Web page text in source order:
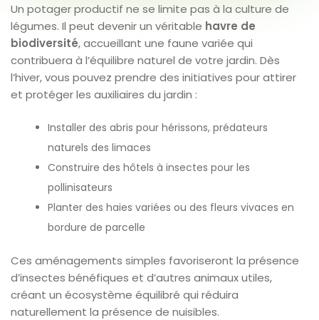
Un potager productif ne se limite pas à la culture de
légumes. Il peut devenir un véritable havre de
biodiversité, accueillant une faune variée qui
contribuera à l’équilibre naturel de votre jardin. Dès
l’hiver, vous pouvez prendre des initiatives pour attirer
et protéger les auxiliaires du jardin :
Installer des abris pour hérissons, prédateurs
naturels des limaces
Construire des hôtels à insectes pour les
pollinisateurs
Planter des haies variées ou des fleurs vivaces en
bordure de parcelle
Ces aménagements simples favoriseront la présence
d’insectes bénéfiques et d’autres animaux utiles,
créant un écosystème équilibré qui réduira
naturellement la présence de nuisibles.